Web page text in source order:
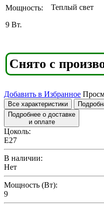
Мощность:
9 Вт.
Теплый свет
Cнято с
Добавить в Избранное
Все характеристики
Подробнее о доставке
и оплате
Цоколь:
E27
В наличии:
Нет
Мощность (Вт):
9